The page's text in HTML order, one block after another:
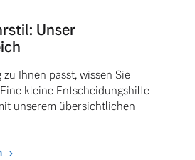
Unser
zu Ihnen passt, wissen Sie
kleine Entscheidungshilfe
unserem übersichtlichen